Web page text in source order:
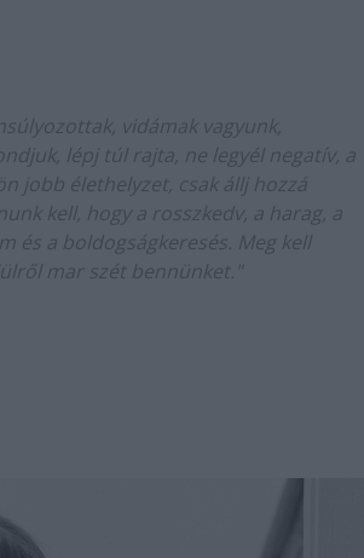
vidámak vagyunk,
lépj túl rajta, ne legyél negatív, a
jobb élethelyzet, csak állj hozzá
kell, hogy a rosszkedv, a harag, a
és a boldogságkeresés. Meg kell
mar szét bennünket."